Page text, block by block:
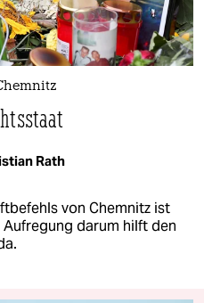
Rath
von Chemnitz ist
darum hilft den